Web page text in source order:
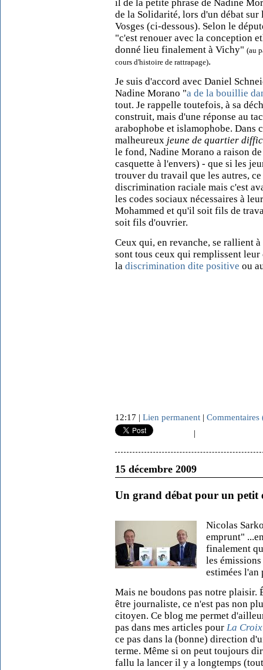
il de la petite phrase de Nadine
de la Solidarité, lors d'un débat
Vosges (ci-dessous). Selon le
"c'est renouer avec la conception
donné lieu finalement à Vichy" (au
cours d'histoire de rattrapage).
Je suis d'accord avec Daniel
Nadine Morano "a de la bouillie
tout. Je rappelle toutefois, à sa
construit, mais d'une réponse au
arabophobe et islamophobe.
malheureux jeune de quartier
le fond, Nadine Morano a raison
casquette à l'envers) - que si les
trouver du travail que les autres,
discrimination raciale mais c'est
les codes sociaux nécessaires à
Mohammed et qu'il soit fils de
soit fils d'ouvrier.
Ceux qui, en revanche, se rallient
sont tous ceux qui remplissent
la discrimination dite positive ou
12:17 | Lien permanent | Commentaires
|
15 décembre 2009
Un grand débat pour un petit
Nicolas
emprunt"
finalement
les
estimées
Mais ne boudons pas notre plaisir.
être journaliste, ce n'est pas non
citoyen. Ce blog me permet
pas dans mes articles pour La Croix
ce pas dans la (bonne) direction
terme. Même si on peut toujours
fallu la lancer il y a longtemps